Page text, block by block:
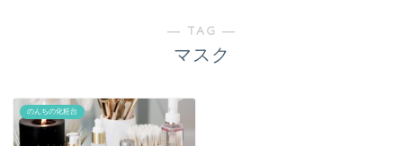
― TAG ―
マスク
のんちの化粧台